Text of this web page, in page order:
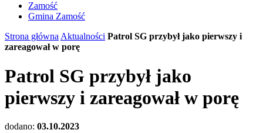
Zamość
Gmina Zamość
Strona główna Aktualności Patrol SG przybył jako pierwszy i
zareagował w porę
Patrol SG przybył jako
pierwszy i zareagował w porę
dodano: 03.10.2023